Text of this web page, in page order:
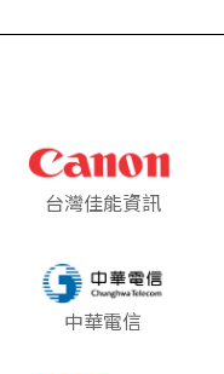
台灣佳能資訊
中華電信